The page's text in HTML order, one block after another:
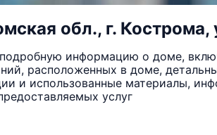
обл., г. Кострома,
информацию о доме,
расположенных в доме,
и использованные материалы,
услуг